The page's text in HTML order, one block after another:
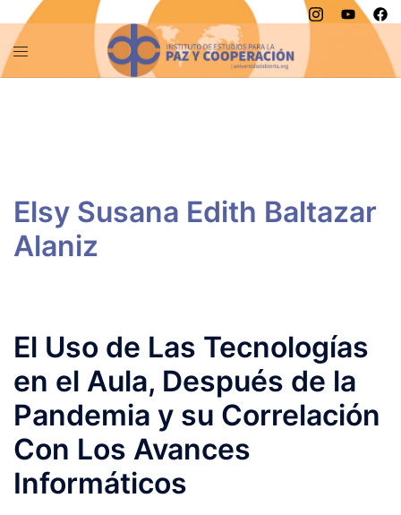
Saltar
contenido
El Uso de Las Tecnologías
en el Aula, Después de la
Pandemia y su Correlación
Con Los Avances
Informáticos